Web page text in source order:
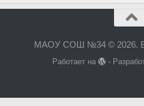
МАОУ СОШ №34 © 2026.
Работает на -